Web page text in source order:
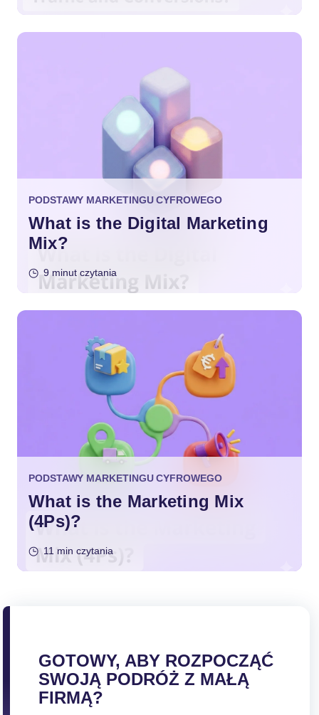
PODSTAWY MARKETINGU CYFROWEGO
What is the Digital Marketing
Mix?
9 minut czytania
PODSTAWY MARKETINGU CYFROWEGO
What is the Marketing Mix
(4Ps)?
11 min czytania
GOTOWY, ABY ROZPOCZĄĆ
SWOJĄ PODRÓŻ Z MAŁĄ
FIRMĄ?